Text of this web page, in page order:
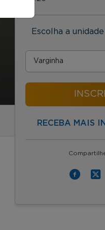
Escolha a
RECEBA MAIS